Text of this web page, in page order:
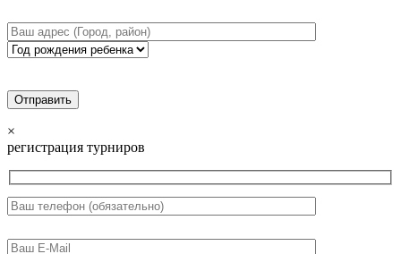
×
регистрация турниров